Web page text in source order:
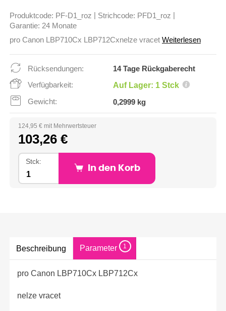
Produktcode: PF-D1_roz Strichcode: PFD1_roz
Garantie: 24 Monate
pro Canon LBP710Cx LBP712Cxnelze vracet Weiterlesen
Rücksendungen:
14 Tage Rückgaberecht
Verfügbarkeit:
Auf Lager: 1 Stck
Gewicht: 0,2999 kg
124,95 € mit Mehrwertsteuer
103,26 €
Stck:
In den Korb
Beschreibung Parameter 1
pro Canon LBP710Cx LBP712Cx
nelze vracet